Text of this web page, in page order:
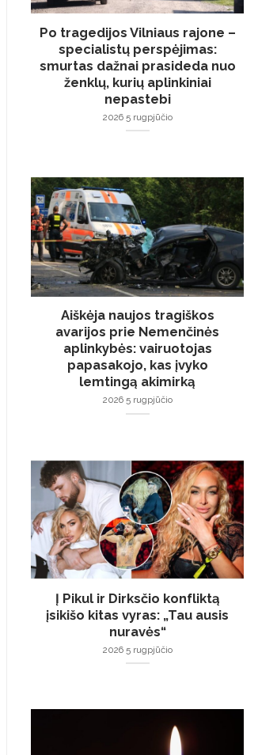
Po tragedijos Vilniaus rajone –
specialistų perspėjimas:
smurtas dažnai prasideda nuo
ženklų, kurių aplinkiniai
nepastebi
2026 5 rugpjūčio
Aiškėja naujos tragiškos
avarijos prie Nemenčinės
aplinkybės: vairuotojas
papasakojo, kas įvyko
lemtingą akimirką
2026 5 rugpjūčio
Į Pikul ir Dirksčio konfliktą
įsikišo kitas vyras: „Tau ausis
nuravės“
2026 5 rugpjūčio